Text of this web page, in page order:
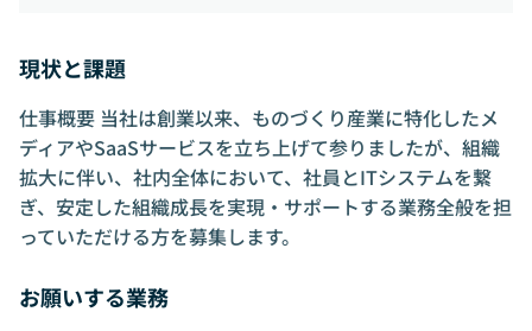
現状と課題
仕事概要 当社は創業以来、ものづくり産業に特化したメ
ディアやSaaSサービスを立ち上げて参りましたが、組織
拡大に伴い、社内全体において、社員とITシステムを繋
ぎ、安定した組織成長を実現・サポートする業務全般を担
っていただける方を募集します。
お願いする業務